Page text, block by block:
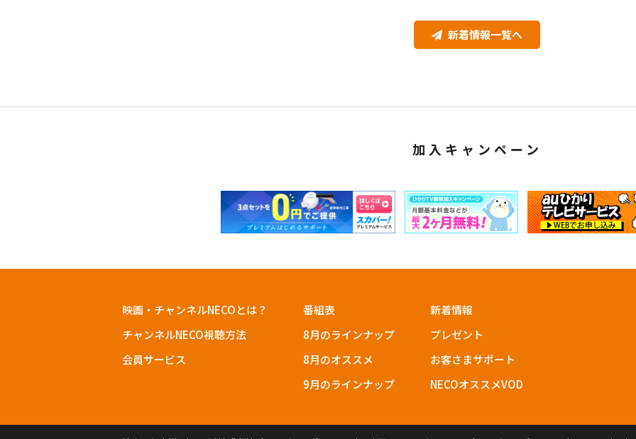
新着情報一覧へ
加入キャンペーン
映画・チャンネルNECOとは？
チャンネルNECO視聴方法
会員サービス
番組表
8月のラインナップ
8月のオススメ
9月のラインナップ
新着情報
プレゼント
お客さまサポート
NECOオススメVOD